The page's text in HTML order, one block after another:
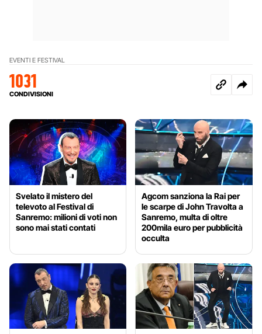
EVENTI E FESTIVAL
1031
CONDIVISIONI
Svelato il mistero del
televoto al Festival di
Sanremo: milioni di voti non
sono mai stati contati
Agcom sanziona la Rai per
le scarpe di John Travolta a
Sanremo, multa di oltre
200mila euro per pubblicità
occulta